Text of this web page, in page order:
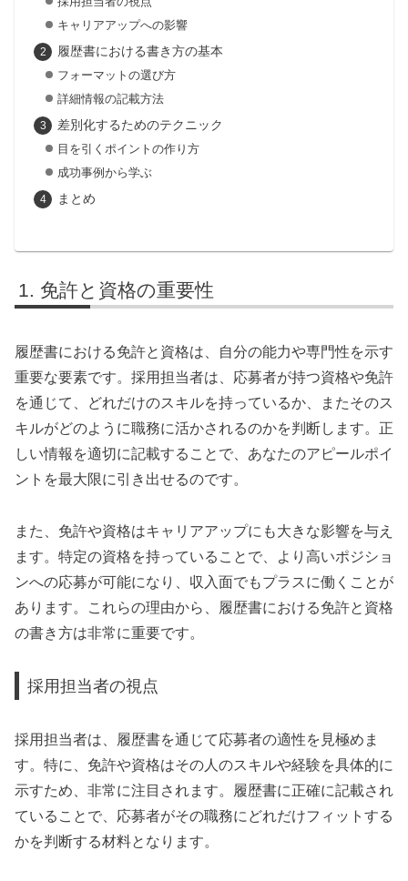
キャリアアップへの影響
履歴書における書き方の基本
フォーマットの選び方
詳細情報の記載方法
差別化するためのテクニック
目を引くポイントの作り方
成功事例から学ぶ
まとめ
免許と資格の重要性
履歴書における免許と資格は、自分の能力や専門性を示す
重要な要素です。採用担当者は、応募者が持つ資格や免許
を通じて、どれだけのスキルを持っているか、またそのス
キルがどのように職務に活かされるのかを判断します。正
しい情報を適切に記載することで、あなたのアピールポイ
ントを最大限に引き出せるのです。
また、免許や資格はキャリアアップにも大きな影響を与え
ます。特定の資格を持っていることで、より高いポジショ
ンへの応募が可能になり、収入面でもプラスに働くことが
あります。これらの理由から、履歴書における免許と資格
の書き方は非常に重要です。
採用担当者の視点
採用担当者は、履歴書を通じて応募者の適性を見極めま
す。特に、免許や資格はその人のスキルや経験を具体的に
示すため、非常に注目されます。履歴書に正確に記載され
ていることで、応募者がその職務にどれだけフィットする
かを判断する材料となります。